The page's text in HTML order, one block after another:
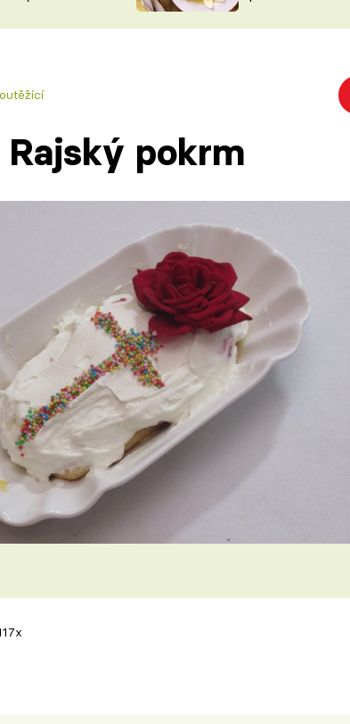
NA TALÍŘI
VYCHYTÁVKY
pokrm